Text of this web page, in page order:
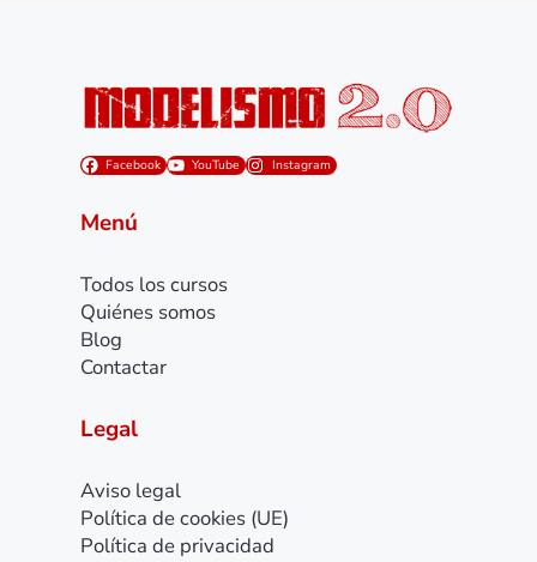
Facebook YouTube Instagram
Menú
Todos los cursos
Quiénes somos
Blog
Contactar
Legal
Aviso legal
Política de cookies (UE)
Política de privacidad